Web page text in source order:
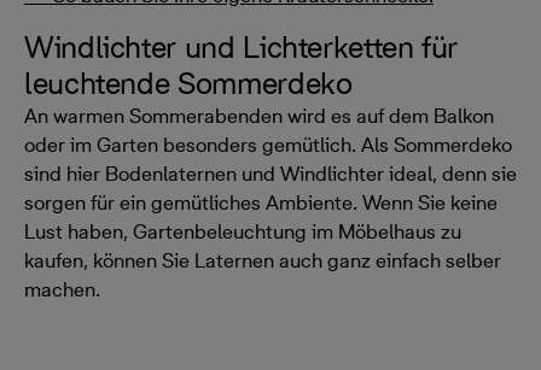
Windlichter und Lichterketten für
leuchtende Sommerdeko
An warmen Sommerabenden wird es auf dem Balkon
oder im Garten besonders gemütlich. Als Sommerdeko
sind hier Bodenlaternen und Windlichter ideal, denn sie
sorgen für ein gemütliches Ambiente. Wenn Sie keine
Lust haben, Gartenbeleuchtung im Möbelhaus zu
kaufen, können Sie Laternen auch ganz einfach selber
machen.